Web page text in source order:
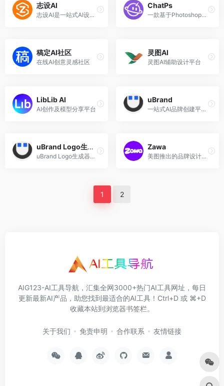
志设AI
志设AI是一站式AI设计平台，集“AI生图 + 在线设计 + 素材交易 + 收益分成”于一体。
ChatPs
一款基于Photoshop的AI插件
稿定AI社区
在线AI创意灵感社区
灵图AI
灵图AI辅助设计平台
LibLib AI
AI创作及模型分享平台
uBrand
一站式AI品牌创建平台，在线品牌设计，AI品牌策划，智能品牌营销；uBrand帮助创业者轻松打造个性品牌！
uBrand Logo生成器
uBrand Logo生成器是一款强大的AI智能LOGO设计工具。
Zawa
美图推出的品牌设计AI智能体
1 2
AIG123-AI工具导航，汇集全网3000+热门AI工具网址，每日
更新最新AI产品，助您找到最适合的AI工具！Ctrl+D 或 ⌘+D
收藏本站到浏览器书签栏。
关于我们 免责申明 合作联系 友情链接